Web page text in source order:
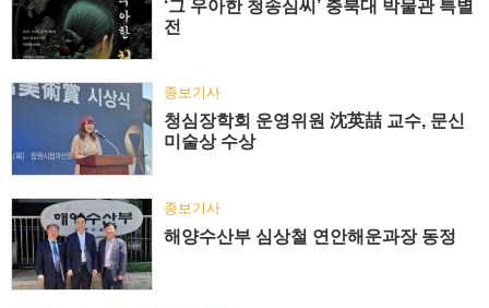
‘그 우아한 청송심씨’ 충북대 박물관 특별
전
종보기사
청심장학회 운영위원 沈英喆 교수, 문신
미술상 수상
종보기사
해양수산부 심상철 연안해운과장 동정